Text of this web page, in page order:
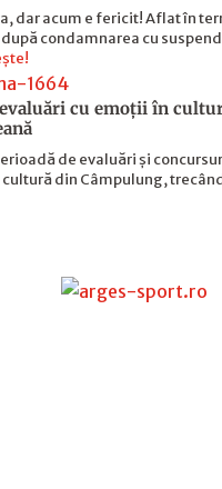
dar acum e fericit! Aflat în
condamnarea cu
evaluări cu emoţii în
de evaluări și
din Câmpulung,